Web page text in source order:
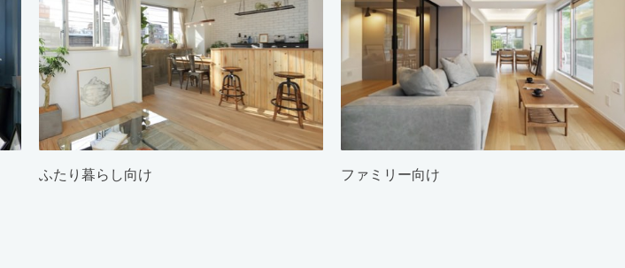
ふたり暮らし向け ファミリー向け